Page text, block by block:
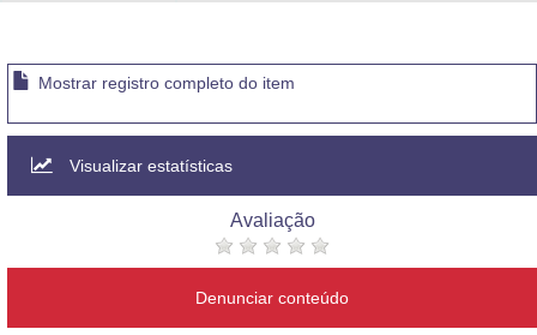
Mostrar registro completo do item
Visualizar estatísticas
Avaliação
Denunciar conteúdo